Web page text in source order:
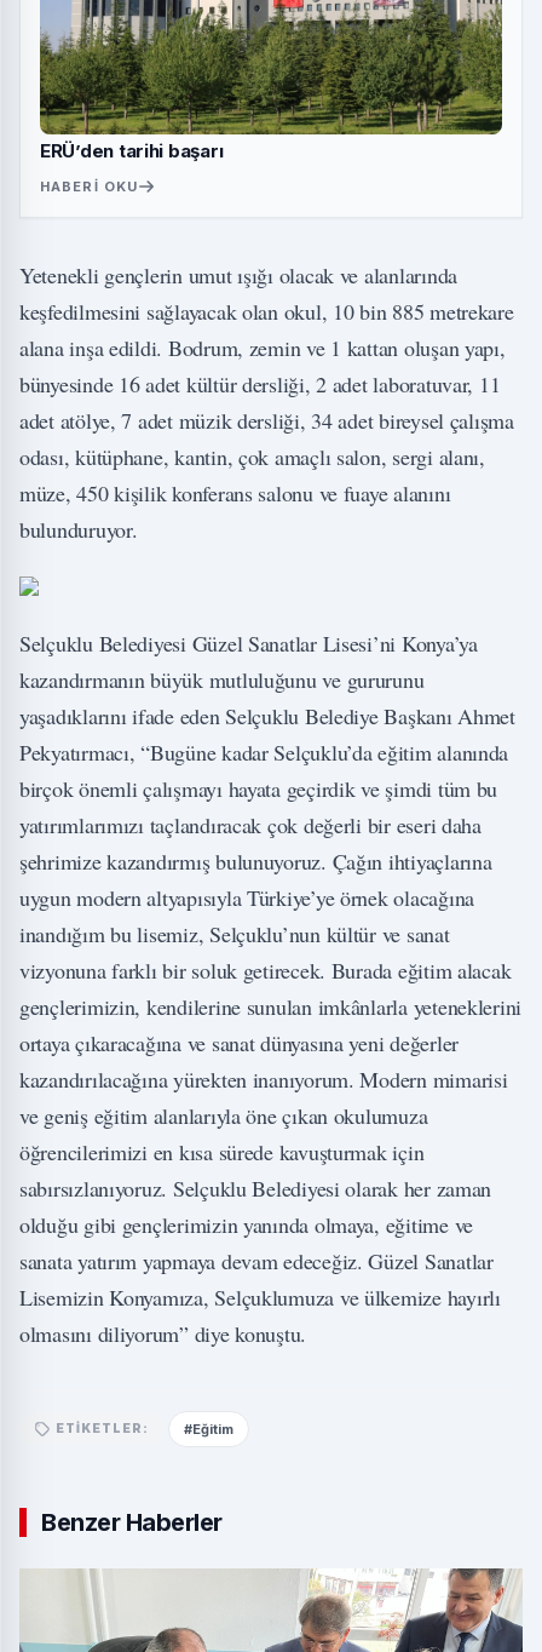
ERÜ’den tarihi başarı
HABERI OKU
Yetenekli gençlerin umut ışığı olacak ve alanlarında
keşfedilmesini sağlayacak olan okul, 10 bin 885 metrekare
alana inşa edildi. Bodrum, zemin ve 1 kattan oluşan yapı,
bünyesinde 16 adet kültür dersliği, 2 adet laboratuvar, 11
adet atölye, 7 adet müzik dersliği, 34 adet bireysel çalışma
odası, kütüphane, kantin, çok amaçlı salon, sergi alanı,
müze, 450 kişilik konferans salonu ve fuaye alanını
bulunduruyor.
Selçuklu Belediyesi Güzel Sanatlar Lisesi’ni Konya’ya
kazandırmanın büyük mutluluğunu ve gururunu
yaşadıklarını ifade eden Selçuklu Belediye Başkanı Ahmet
Pekyatırmacı, “Bugüne kadar Selçuklu’da eğitim alanında
birçok önemli çalışmayı hayata geçirdik ve şimdi tüm bu
yatırımlarımızı taçlandıracak çok değerli bir eseri daha
şehrimize kazandırmış bulunuyoruz. Çağın ihtiyaçlarına
uygun modern altyapısıyla Türkiye’ye örnek olacağına
inandığım bu lisemiz, Selçuklu’nun kültür ve sanat
vizyonuna farklı bir soluk getirecek. Burada eğitim alacak
gençlerimizin, kendilerine sunulan imkânlarla yeteneklerini
ortaya çıkaracağına ve sanat dünyasına yeni değerler
kazandırılacağına yürekten inanıyorum. Modern mimarisi
ve geniş eğitim alanlarıyla öne çıkan okulumuza
öğrencilerimizi en kısa sürede kavuşturmak için
sabırsızlanıyoruz. Selçuklu Belediyesi olarak her zaman
olduğu gibi gençlerimizin yanında olmaya, eğitime ve
sanata yatırım yapmaya devam edeceğiz. Güzel Sanatlar
Lisemizin Konyamıza, Selçuklumuza ve ülkemize hayırlı
olmasını diliyorum” diye konuştu.
ETIKETLER: #Eğitim
Benzer Haberler